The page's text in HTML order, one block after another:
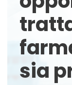
sia